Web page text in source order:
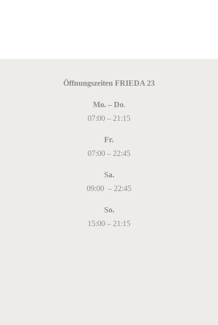
Öffnungszeiten FRIEDA 23
Mo. – Do.
07:00 – 21:15
Fr.
07:00 – 22:45
Sa.
09:00 – 22:45
So.
15:00 – 21:15